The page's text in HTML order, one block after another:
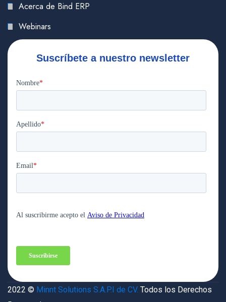
Acerca de Bind ERP
Webinars
Suscríbete a nuestro newsletter
2022 © Minnt Solutions S.A.P.I de CV. Todos los Derechos